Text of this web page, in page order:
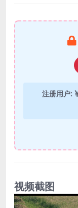
注册用户:
视频截图